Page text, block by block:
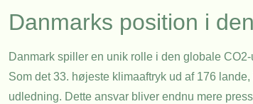
Danmarks position i
Danmark spiller en unik rolle i den globale
Som det 33. højeste klimaaftryk ud af 176
udledning. Dette ansvar bliver endnu mere